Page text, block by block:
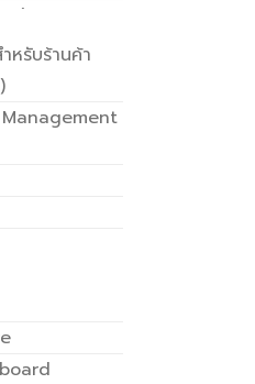
(Smart
ทางออนไลน์
ง (Route
Receipt
ค้า
ำหรับร้านค้า